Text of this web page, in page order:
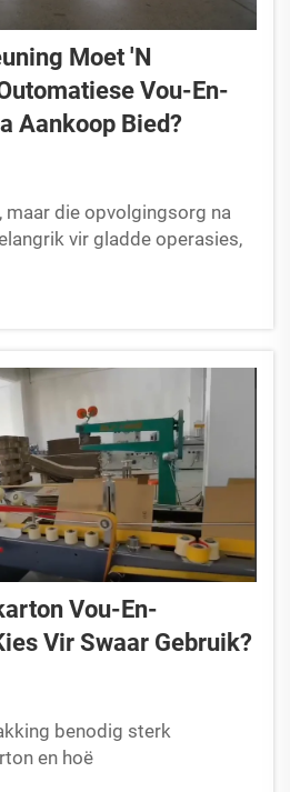
Moet 'n
Vou-En-
Aankoop Bied?
maar die opvolgingsorg na
vir gladde operasies,
lewensduur van die masjien
vou-en-lym verskaffers
steun na aankoop 'n pil...
Vou-En-
Vir Swaar Gebruik?
benodig sterk
en hoë
hanteer. As u op soek is na